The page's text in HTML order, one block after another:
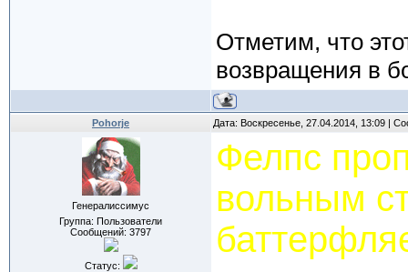
Отметим, что
возвращения в
Pohorje Дата: Воскресенье, 27.04.2014, 13:09 |
Генералиссимус
Группа: Пользователи
Сообщений: 3797
Статус:
Фелпс
вольным